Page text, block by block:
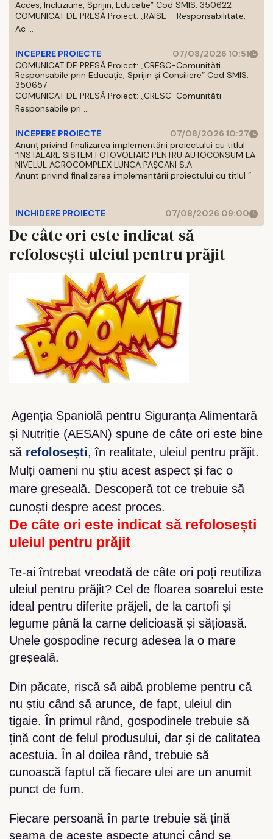
Acces, Incluziune, Sprijin, Educație” Cod SMIS: 350622
COMUNICAT DE PRESĂ Proiect: „RAISE – Responsabilitate,
Ac ...
INCEPERE PROIECTE
07/08/2026 10:51
COMUNICAT DE PRESĂ Proiect: „CRESC-Comunități
Responsabile prin Educație, Sprijin și Consiliere” Cod SMIS:
350657
COMUNICAT DE PRESĂ Proiect: „CRESC-Comunităti
Responsabile pri ...
INCEPERE PROIECTE
07/08/2026 10:27
Anunț privind finalizarea implementării proiectului cu titlul
”INSTALARE SISTEM FOTOVOLTAIC PENTRU AUTOCONSUM LA
NIVELUL AGROCOMPLEX LUNCA PAȘCANI S.A
Anunt privind finalizarea implementării proiectului cu titlul ”
...
INCHIDERE PROIECTE 07/08/2026 09:00
De câte ori este indicat să
refolosești uleiul pentru prăjit
Agenția Spaniolă pentru Siguranța Alimentară
și Nutriție (AESAN) spune de câte ori este bine
să refolosești, în realitate, uleiul pentru prăjit.
Mulți oameni nu știu acest aspect și fac o
mare greșeală. Descoperă tot ce trebuie să
cunoști despre acest proces.
De câte ori este indicat să refolosești
uleiul pentru prăjit
Te-ai întrebat vreodată de câte ori poți reutiliza
uleiul pentru prăjit? Cel de floarea soarelui este
ideal pentru diferite prăjeli, de la cartofi și
legume până la carne delicioasă și sățioasă.
Unele gospodine recurg adesea la o mare
greșeală.
Din păcate, riscă să aibă probleme pentru că
nu știu când să arunce, de fapt, uleiul din
tigaie. În primul rând, gospodinele trebuie să
țină cont de felul produsului, dar și de calitatea
acestuia. În al doilea rând, trebuie să
cunoască faptul că fiecare ulei are un anumit
punct de fum.
Fiecare persoană în parte trebuie să țină
seama de aceste aspecte atunci când se